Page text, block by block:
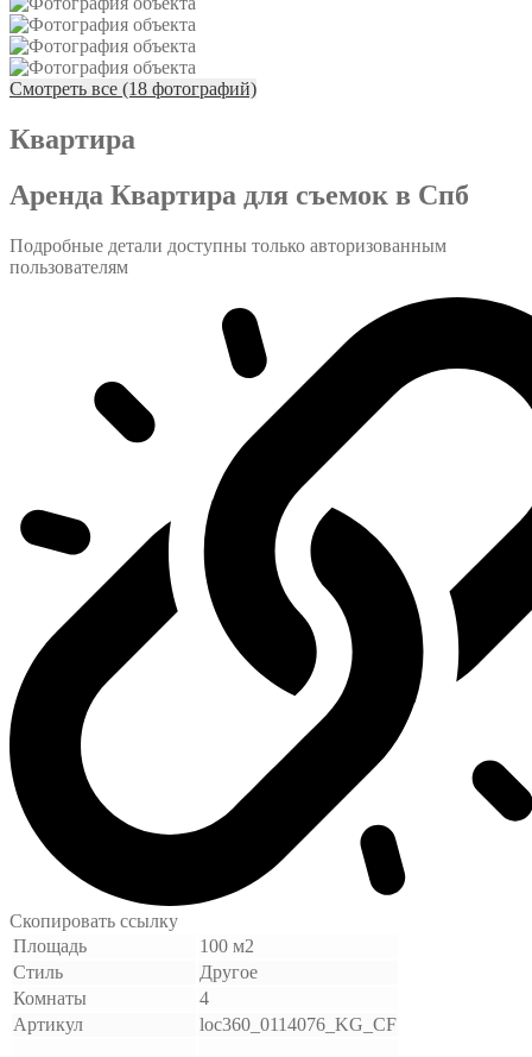
Смотреть все (18 фотографий)
Квартира
Аренда Квартира для съемок в Спб
Подробные детали доступны только авторизованным
пользователям
Скопировать ссылку
Площадь
100 м2
Стиль
Другое
Комнаты
4
Артикул
loc360_0114076_KG_CF